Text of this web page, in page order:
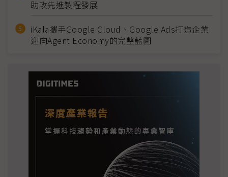
助攻先進製程發展
iKala攜手Google Cloud、Google Ads打造企業
迎向Agent Economy的完整藍圖